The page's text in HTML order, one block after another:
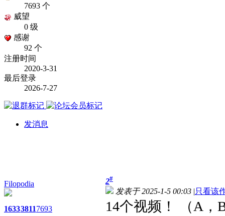
7693 个
威望
0 级
感谢
92 个
注册时间
2020-3-31
最后登录
2026-7-27
发消息
Filopodia
163338117693
2#
发表于 2025-1-5 00:03 |只看该
14个视频！ （A，